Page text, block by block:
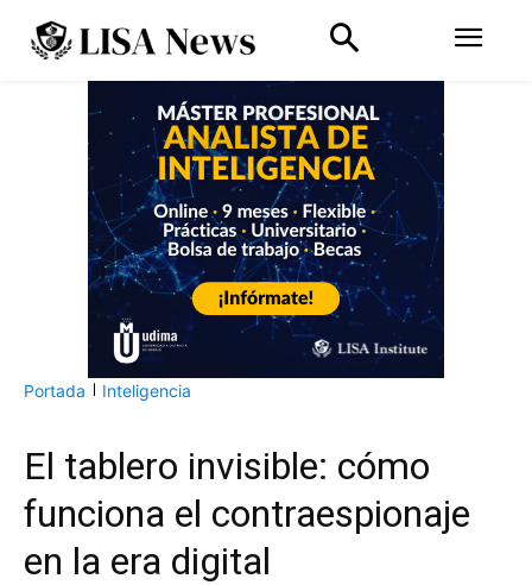
Portada Inteligencia
El tablero invisible: cómo
funciona el contraespionaje
en la era digital